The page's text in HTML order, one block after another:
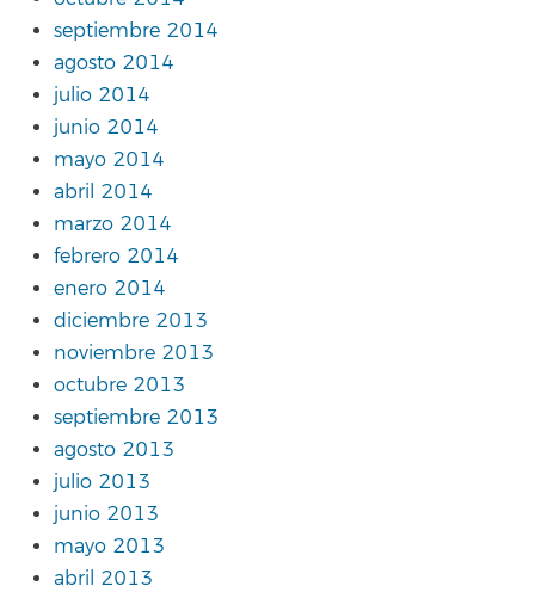
septiembre 2014
agosto 2014
julio 2014
junio 2014
mayo 2014
abril 2014
marzo 2014
febrero 2014
enero 2014
diciembre 2013
noviembre 2013
octubre 2013
septiembre 2013
agosto 2013
julio 2013
junio 2013
mayo 2013
abril 2013